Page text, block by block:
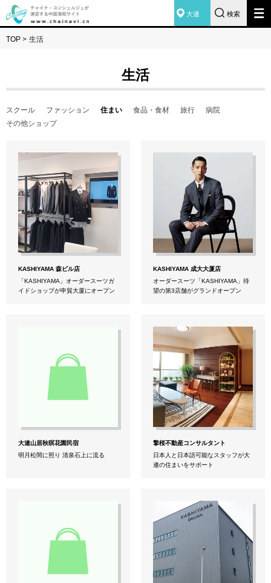
大連 検索
TOP > 生活
生活
スクール ファッション 住まい 食品・食材 旅行
病院
その他ショップ
KASHIYAMA 森ビル店
「KASHIYAMA」オーダースーツガ
イドショップが申貿大厦にオープン
KASHIYAMA 成大大厦店
オーダースーツ「KASHIYAMA」待
望の第3店舗がグランドオープン
大連山居秋暝花園民宿
明月松間に照り 清泉石上に流る
擎桜不動産コンサルタント
日本人と日本語可能なスタッフが大
連の住まいをサポート